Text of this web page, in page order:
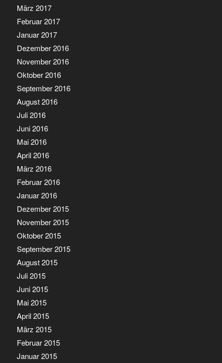
März 2017
Februar 2017
Januar 2017
Dezember 2016
November 2016
Oktober 2016
September 2016
August 2016
Juli 2016
Juni 2016
Mai 2016
April 2016
März 2016
Februar 2016
Januar 2016
Dezember 2015
November 2015
Oktober 2015
September 2015
August 2015
Juli 2015
Juni 2015
Mai 2015
April 2015
März 2015
Februar 2015
Januar 2015